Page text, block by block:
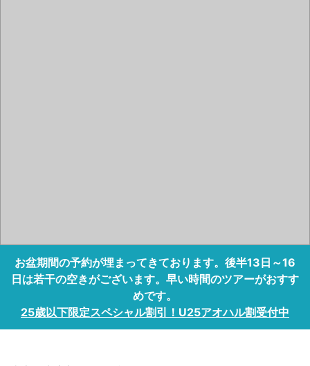
お盆期間の予約が埋まってきております。後半13日～16
日は若干の空きがございます。早い時間のツアーがおすす
めです。
25歳以下限定スペシャル割引！U25アオハル割受付中